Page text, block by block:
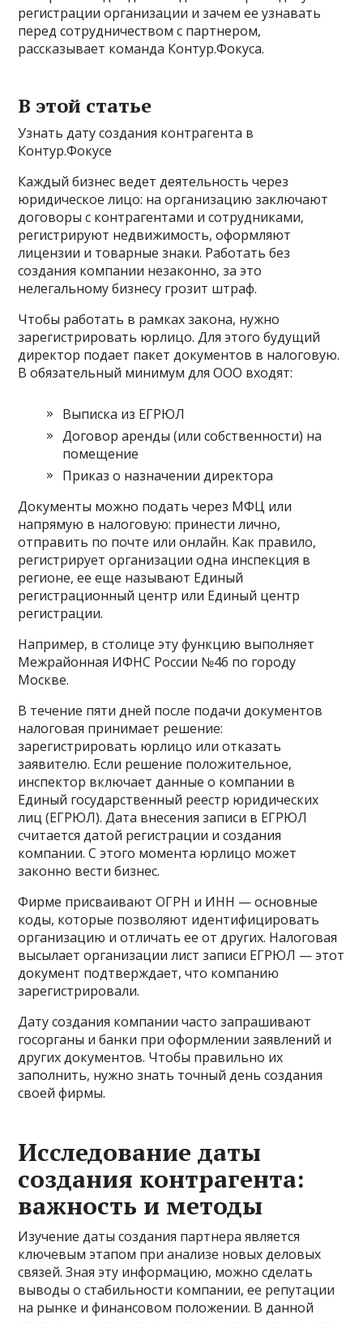
регистрации организации и зачем ее узнавать
перед сотрудничеством с партнером,
рассказывает команда Контур.Фокуса.
В этой статье
Узнать дату создания контрагента в
Контур.Фокусе
Каждый бизнес ведет деятельность через
юридическое лицо: на организацию заключают
договоры с контрагентами и сотрудниками,
регистрируют недвижимость, оформляют
лицензии и товарные знаки. Работать без
создания компании незаконно, за это
нелегальному бизнесу грозит штраф.
Чтобы работать в рамках закона, нужно
зарегистрировать юрлицо. Для этого будущий
директор подает пакет документов в налоговую.
В обязательный минимум для ООО входят:
Выписка из ЕГРЮЛ
Договор аренды (или собственности) на
помещение
Приказ о назначении директора
Документы можно подать через МФЦ или
напрямую в налоговую: принести лично,
отправить по почте или онлайн. Как правило,
регистрирует организации одна инспекция в
регионе, ее еще называют Единый
регистрационный центр или Единый центр
регистрации.
Например, в столице эту функцию выполняет
Межрайонная ИФНС России №46 по городу
Москве.
В течение пяти дней после подачи документов
налоговая принимает решение:
зарегистрировать юрлицо или отказать
заявителю. Если решение положительное,
инспектор включает данные о компании в
Единый государственный реестр юридических
лиц (ЕГРЮЛ). Дата внесения записи в ЕГРЮЛ
считается датой регистрации и создания
компании. С этого момента юрлицо может
законно вести бизнес.
Фирме присваивают ОГРН и ИНН — основные
коды, которые позволяют идентифицировать
организацию и отличать ее от других. Налоговая
высылает организации лист записи ЕГРЮЛ — этот
документ подтверждает, что компанию
зарегистрировали.
Дату создания компании часто запрашивают
госорганы и банки при оформлении заявлений и
других документов. Чтобы правильно их
заполнить, нужно знать точный день создания
своей фирмы.
Исследование даты
создания контрагента:
важность и методы
Изучение даты создания партнера является
ключевым этапом при анализе новых деловых
связей. Зная эту информацию, можно сделать
выводы о стабильности компании, ее репутации
на рынке и финансовом положении. В данной